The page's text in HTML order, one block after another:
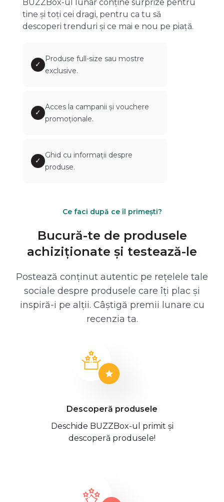
BUZZBox-ul lunar conține surprize pentru
tine și toți cei dragi, pentru ca tu să
descoperi trenduri și ce mai e nou pe piață.
✓
Produse full-size sau mostre
exclusive.
✓
Acces la campanii și vouchere
promoționale.
✓
Ghid cu informații despre
produse.
Ce faci după ce îl primești?
Bucură-te de produsele
achiziționate și testează-le
Postează conținut autentic pe rețelele tale
sociale despre produsele care îți plac și
inspiră-i pe alții. Câștigă premii lunare cu
recenzia ta.
Descoperă produsele
Deschide BUZZBox-ul primit și
descoperă produsele!